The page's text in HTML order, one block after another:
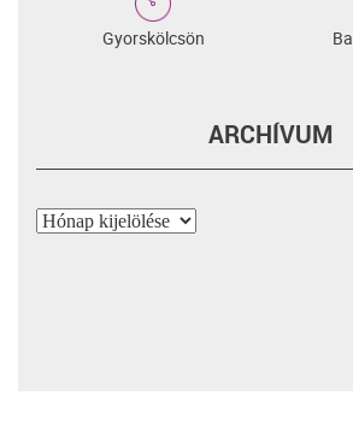
Gyorskölcsön
ARCHÍVUM
Archívum